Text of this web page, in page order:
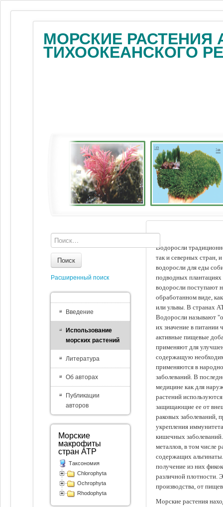
МОРСКИЕ РАСТЕНИЯ
ТИХООКЕАНСКОГО
Водоросли
так и северных стран,
водоросли для еды
подводных
водоросли поступают
обработанном виде,
или ульвы. В странах
Водоросли называют
их значение в питании
активные пищевые
применяют для
содержащую
применяются в
заболеваний. В
медицине как для
растений
защищающие ее от
раковых заболеваний,
укрепления
кишечных
металлов, в том числе
содержащих
получение из них
различной плотности.
производства, от
Морские растения
Поиск
Расширенный поиск
Введение
Использование
морских растений
Литература
Об авторах
Публикации
авторов
Морские
макрофиты
стран АТР
Таксономия
Chlorophyta
Ochrophyta
Rhodophyta